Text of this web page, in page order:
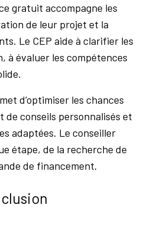
gratuit accompagne les
de leur projet et la
Le CEP aide à clarifier les
à évaluer les compétences
d’optimiser les chances
de conseils personnalisés et
adaptées. Le conseiller
étape, de la recherche de
de financement.